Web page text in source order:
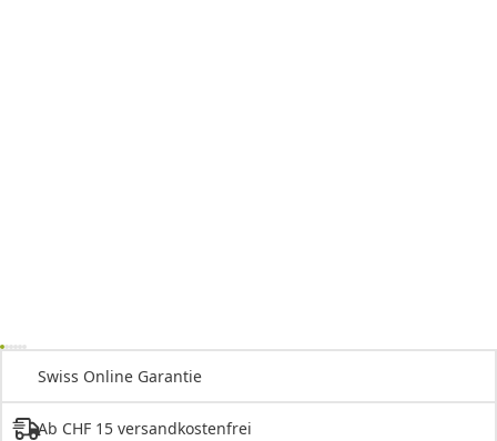
Swiss Online Garantie
Ab CHF 15 versandkostenfrei